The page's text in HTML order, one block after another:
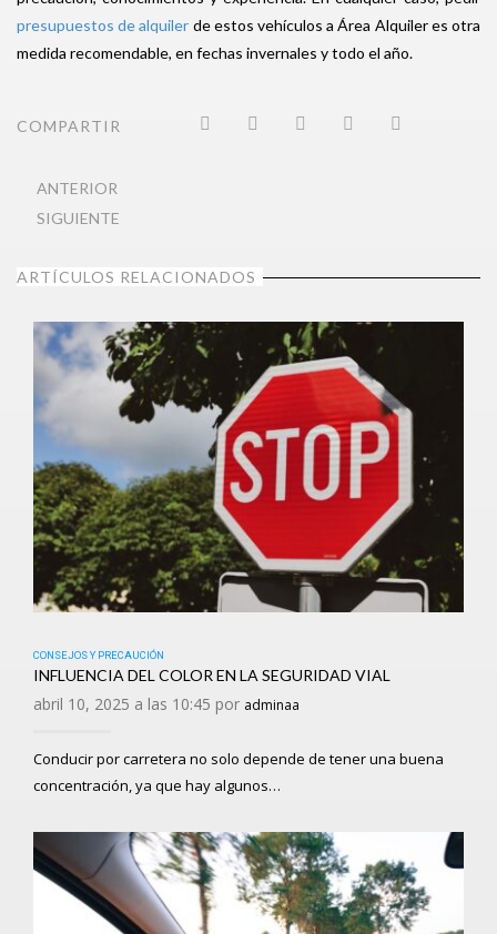
presupuestos de alquiler de estos vehículos a Área Alquiler es otra
medida recomendable, en fechas invernales y todo el año.
COMPARTIR
ANTERIOR
SIGUIENTE
ARTÍCULOS RELACIONADOS
CONSEJOS Y PRECAUCIÓN
INFLUENCIA DEL COLOR EN LA SEGURIDAD VIAL
abril 10, 2025 a las 10:45 por adminaa
Conducir por carretera no solo depende de tener una buena
concentración, ya que hay algunos…